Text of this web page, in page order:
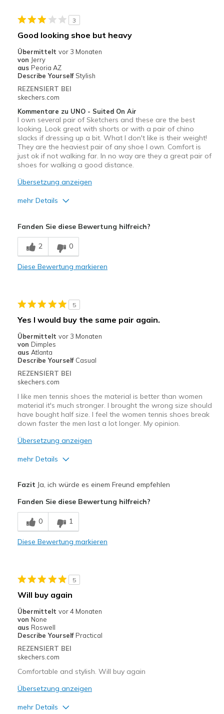
Sizing
Feels true to size
View On Shoes
I'm Into Shoes
3
Good looking shoe but heavy
Übermittelt vor 3 Monaten
von Jerry
aus Peoria AZ
Describe Yourself Stylish
REZENSIERT BEI
skechers.com
Kommentare zu UNO - Suited On Air
I own several pair of Sketchers and these are the best
looking. Look great with shorts or with a pair of chino
slacks if dressing up a bit. What I don't like is their weight!
They are the heaviest pair of any shoe I own. Comfort is
just ok if not walking far. In no way are they a great pair of
shoes for walking a good distance.
Übersetzung anzeigen
mehr Details
Geeignete Verwendung
Casual Wear
Special Occasions
Sizing
Fanden Sie diese Bewertung hilfreich?
2 0
Diese Bewertung markieren
5
Yes I would buy the same pair again.
Übermittelt vor 3 Monaten
von Dimples
aus Atlanta
Describe Yourself Casual
REZENSIERT BEI
skechers.com
I like men tennis shoes the material is better than women
material it's much stronger. I brought the wrong size should
have bought half size. I feel the women tennis shoes break
down faster the men last a lot longer. My opinion.
Übersetzung anzeigen
mehr Details
Breathe Well
Comfortable
Geeignete Verwendung
Width
Sizing
Feels true to size
View On Shoes
Fazit Ja, ich würde es einem Freund empfehlen
Fanden Sie diese Bewertung hilfreich?
0 1
Diese Bewertung markieren
5
Will buy again
Übermittelt vor 4 Monaten
von None
aus Roswell
Describe Yourself Practical
REZENSIERT BEI
skechers.com
Comfortable and stylish. Will buy again
Übersetzung anzeigen
mehr Details